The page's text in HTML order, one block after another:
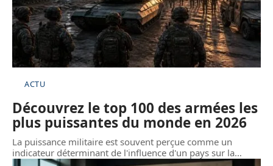
ACTU
Découvrez le top 100 des armées les
plus puissantes du monde en 2026
La puissance militaire est souvent perçue comme un
indicateur déterminant de l'influence d'un pays sur la…